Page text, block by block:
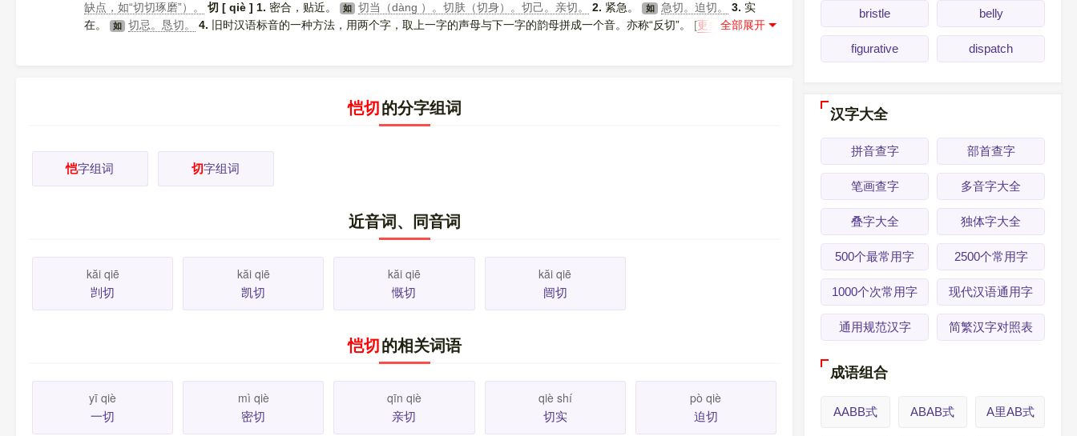
缺点，如“切切琢磨”）。
切 [ qiè ] 1. 密合，贴近。 如 切当（dàng ）。切肤（切身）。切己。亲切。 2. 紧急。 如 急切。迫切。 3. 实
在。
如 切忌。恳切。 4. 旧时汉语标音的一种方法，用两个字，取上一字的声母与下一字的韵母拼成一个音。亦称“反切”。 [更多解释]
恺切 的分字组词
恺字组词 切字组词
近音词、同音词
kăi qiē
剀切
kăi qiē
凯切
kăi qiē
慨切
kăi qiē
闿切
恺切 的相关词语
yī qiè
一切
mì qiè
密切
qīn qiè
亲切
qiè shí
切实
pò qiè
迫切
bristle belly
figurative dispatch
汉字大全
拼音查字 部首查字
笔画查字 多音字大全
叠字大全 独体字大全
500个最常用字 2500个常用字
1000个次常用字 现代汉语通用字
通用规范汉字 简繁汉字对照表
成语组合
AABB式 ABAB式 A里AB式